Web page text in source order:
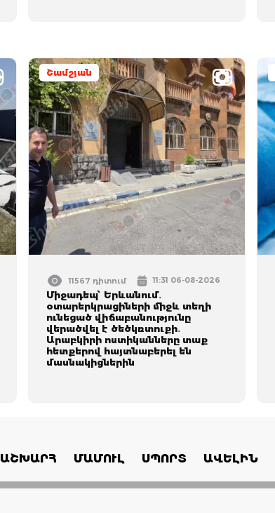
Շամշյան
11567 դիտում 11:31 06-08-2026
Միջադեպ՝ Երևանում․
օտարերկրացիների միջև տեղի
ունեցած վիճաբանությունը
վերածվել է ծեծկռտուքի․
Արաբկիրի ոստիկանները տաք
հետքերով հայտնաբերել են
մասնակիցներին
ԱՇԽԱՐՀ ՄԱՄՈՒԼ ՍՊՈՐՏ ԱՎԵԼԻՆ